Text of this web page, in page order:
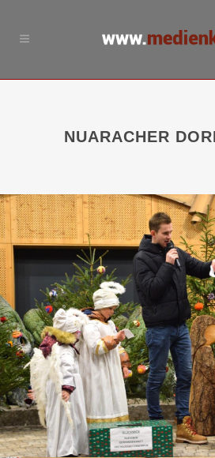
NUARACHER